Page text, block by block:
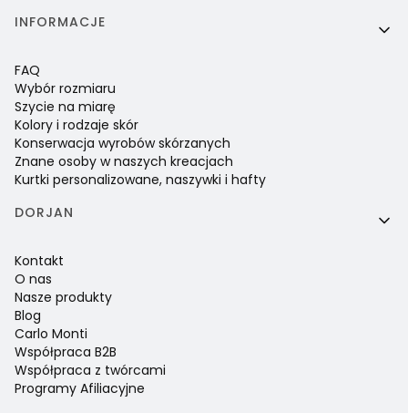
INFORMACJE
FAQ
Wybór rozmiaru
Szycie na miarę
Kolory i rodzaje skór
Konserwacja wyrobów skórzanych
Znane osoby w naszych kreacjach
Kurtki personalizowane, naszywki i hafty
DORJAN
Kontakt
O nas
Nasze produkty
Blog
Carlo Monti
Współpraca B2B
Współpraca z twórcami
Programy Afiliacyjne